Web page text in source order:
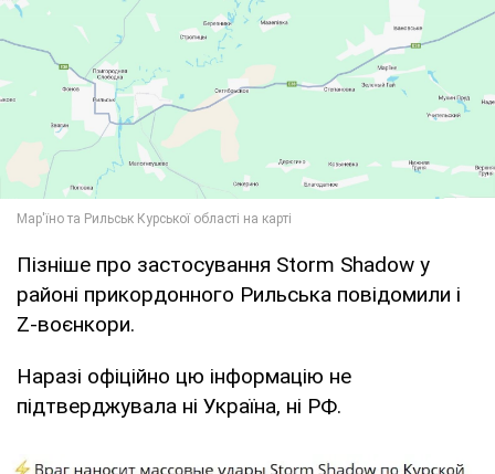
Пізніше про застосування Storm Shadow у
районі прикордонного Рильська повідомили і
Z-воєнкори.
Наразі офіційно цю інформацію не
підтверджувала ні Україна, ні РФ.